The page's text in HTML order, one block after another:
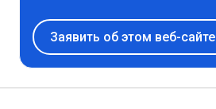
Заявить об этом веб-сайте